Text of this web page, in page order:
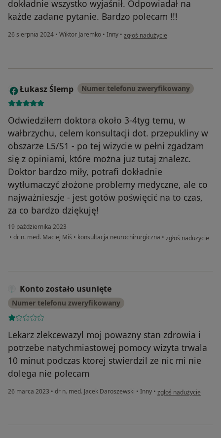
dokładnie wszystko wyjaśnił. Odpowiadał na
każde zadane pytanie. Bardzo polecam !!!
26 sierpnia 2024 • Wiktor Jaremko • Inny • w opinii użytkownika Kinga
zgłoś nadużycie
Ł Łukasz Ślemp Numer telefonu zweryfikowany
Odwiedziłem doktora około 3-4tyg temu, w
wałbrzychu, celem konsultacji dot. przepukliny w
obszarze L5/S1 - po tej wizycie w pełni zgadzam
się z opiniami, które można juz tutaj znalezc.
Doktor bardzo miły, potrafi dokładnie
wytłumaczyć złożone problemy medyczne, ale co
najważnieszje - jest gotów poświęcić na to czas,
za co bardzo dziękuję!
19 października 2023
• dr n. med. Maciej Miś • konsultacja neurochirurgiczna • w opinii
zgłoś nadużycie
Konto zostało usunięte
Numer telefonu zweryfikowany
Lekarz zlekcewazyl moj powazny stan zdrowia i
potrzebe natychmiastowej pomocy wizyta trwala
10 minut podczas ktorej stwierdzil ze nic mi nie
dolega nie polecam
26 marca 2023 • dr n. med. Jacek Daroszewski • Inny • w opinii użytkownika
zgłoś nadużycie